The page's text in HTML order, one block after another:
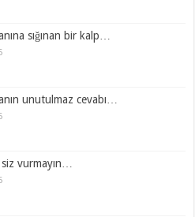
sığınan bir kalp…
unutulmaz cevabı…
vurmayın…